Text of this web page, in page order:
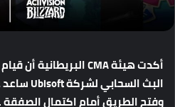
أكدتهيئة البريطانيةأنقيام
البثالسحابيلشركة ساعد
وفتحالطريقأماماكتمالالصفقة